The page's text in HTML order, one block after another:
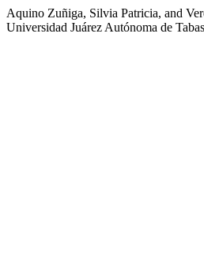
Aquino Zuñiga, Silvia Patricia, and
Universidad Juárez Autónoma de